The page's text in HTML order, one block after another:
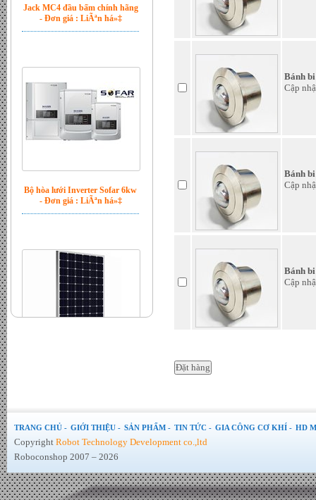
Bộ hòa lưới Inverter Sofar 6kw
- Đơn giá : LiÃªn há»‡
Tấm Pin mặt trời 370W Mono
Bánh xe Omni nhựa 51mm -
Bánh
Cập
Bánh
Cập
Bánh
Cập
TRANG CHỦ - GIỚI THIỆU - SẢN PHẨM - TIN TỨC - GIA CÔNG CƠ KHÍ - HD
Copyright Robot Technology Development co.,ltd
Roboconshop 2007 – 2026